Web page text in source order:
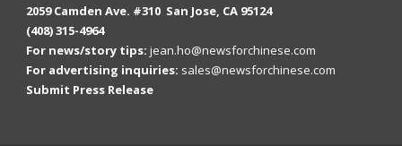
2059 Camden Ave. #310 San Jose, CA 95124
(408) 315-4964
For news/story tips: jean.ho@newsforchinese.com
For advertising inquiries: sales@newsforchinese.com
Submit Press Release